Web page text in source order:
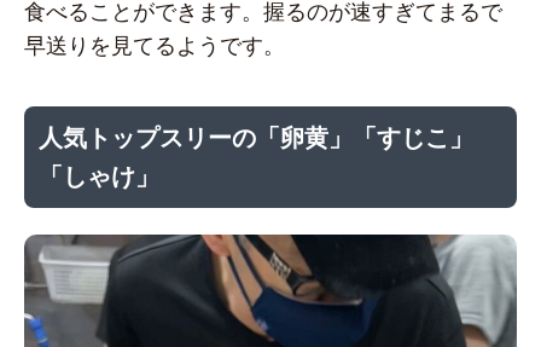
食べることができます。握るのが速すぎてまるで
早送りを見てるようです。
人気トップスリーの「卵黄」「すじこ」
「しゃけ」